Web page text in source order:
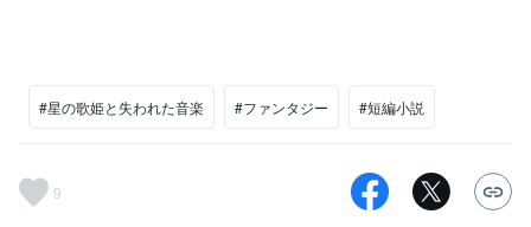
#星の歌姫と失われた音楽 #ファンタジー #短編小説
9